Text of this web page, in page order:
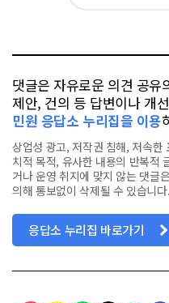
댓글은 자유로운 의견 공
제안, 건의 등 답변이나 개
민원 응답소 누리집을 이용
상업성 광고, 저작권 침해, 저속한
치적 목적, 유사한 내용의 반복적
거나 운영 취지에 맞지 않는 댓글
의해 통보없이 삭제될 수 있습니다.
응답소 누리집 바로가기